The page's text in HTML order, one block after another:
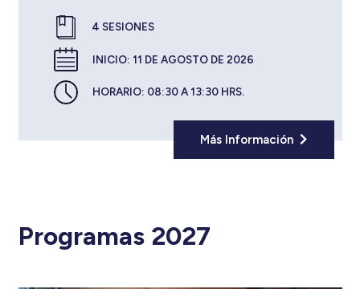
4 SESIONES
INICIO: 11 DE AGOSTO DE 2026
HORARIO: 08:30 A 13:30 HRS.
Más Información
Programas 2027